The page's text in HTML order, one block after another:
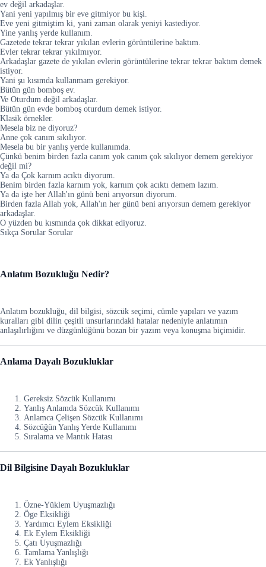
ev değil arkadaşlar.
Yani yeni yapılmış bir eve gitmiyor bu kişi.
Eve yeni gitmiştim ki, yani zaman olarak yeniyi kastediyor.
Yine yanlış yerde kullanım.
Gazetede tekrar tekrar yıkılan evlerin görüntülerine baktım.
Evler tekrar tekrar yıkılmıyor.
Arkadaşlar gazete de yıkılan evlerin görüntülerine tekrar tekrar baktım demek
istiyor.
Yani şu kısımda kullanmam gerekiyor.
Bütün gün bomboş ev.
Ve Oturdum değil arkadaşlar.
Bütün gün evde bomboş oturdum demek istiyor.
Klasik örnekler.
Mesela biz ne diyoruz?
Anne çok canım sıkılıyor.
Mesela bu bir yanlış yerde kullanımda.
Çünkü benim birden fazla canım yok canım çok sıkılıyor demem gerekiyor
değil mi?
Ya da Çok karnım acıktı diyorum.
Benim birden fazla karnım yok, karnım çok acıktı demem lazım.
Ya da işte her Allah'ın günü beni arıyorsun diyorum.
Birden fazla Allah yok, Allah'ın her günü beni arıyorsun demem gerekiyor
arkadaşlar.
O yüzden bu kısmında çok dikkat ediyoruz.
Sıkça Sorular Sorular
Anlatım Bozukluğu Nedir?
Anlatım bozukluğu, dil bilgisi, sözcük seçimi, cümle yapıları ve yazım
kuralları gibi dilin çeşitli unsurlarındaki hatalar nedeniyle anlatımın
anlaşılırlığını ve düzgünlüğünü bozan bir yazım veya konuşma biçimidir.
Anlama Dayalı Bozukluklar
Gereksiz Sözcük Kullanımı
Yanlış Anlamda Sözcük Kullanımı
Anlamca Çelişen Sözcük Kullanımı
Sözcüğün Yanlış Yerde Kullanımı
Sıralama ve Mantık Hatası
Dil Bilgisine Dayalı Bozukluklar
Özne-Yüklem Uyuşmazlığı
Öge Eksikliği
Yardımcı Eylem Eksikliği
Ek Eylem Eksikliği
Çatı Uyuşmazlığı
Tamlama Yanlışlığı
Ek Yanlışlığı